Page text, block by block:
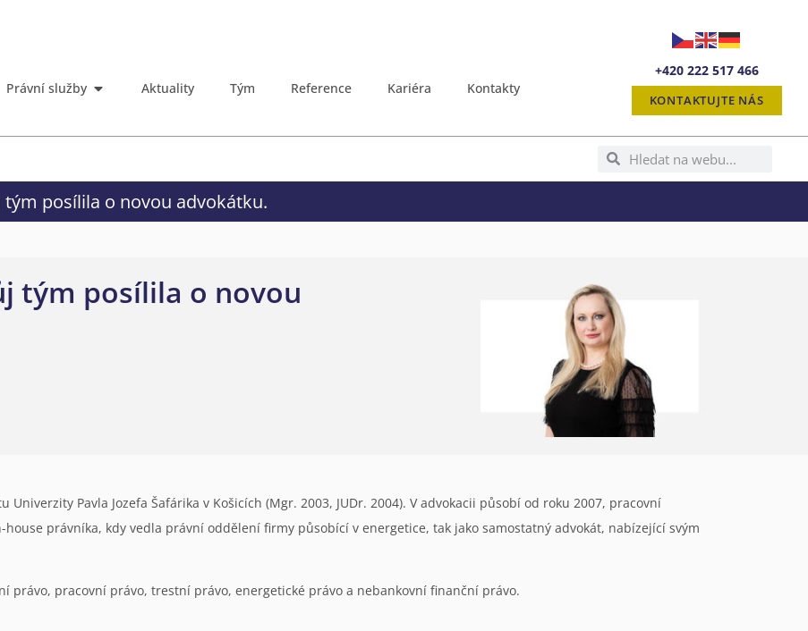
Právní služby Aktuality Tým Reference Kariéra Kontakty
+420 222 517 466
KONTAKTUJTE NÁS
tým posílila o novou advokátku.
tým posílila o novou
Univerzity Pavla Jozefa Šafárika v Košicích (Mgr. 2003, JUDr. 2004). V advokacii působí od roku 2007, pracovní
právníka, kdy vedla právní oddělení firmy působící v energetice, tak jako samostatný advokát, nabízející svým
právo, pracovní právo, trestní právo, energetické právo a nebankovní finanční právo.